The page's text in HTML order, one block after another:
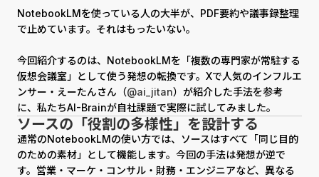
NotebookLMを使っている人の大半が、PDF要約や議事録整理
で止めています。それはもったいない。
今回紹介するのは、NotebookLMを「複数の専門家が常駐する
仮想会議室」として使う発想の転換です。Xで人気のインフルエ
ンサー・えーたんさん（@ai_jitan）が紹介した手法を参考
に、私たちAI-Brainが自社課題で実際に試してみました。
ソースの「役割の多様性」を設計する
通常のNotebookLMの使い方では、ソースはすべて「同じ目的
のための素材」として機能します。今回の手法は発想が逆で
す。営業・マーケ・コンサル・財務・エンジニアなど、異なる